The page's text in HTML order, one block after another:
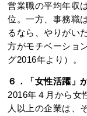
営業職の平均年収
位。一方、事務職
るなら、やりがい
方がモチベーショ
グ2016年より）。
６．「女性活躍」
2016年４月から女
人以上の企業は、